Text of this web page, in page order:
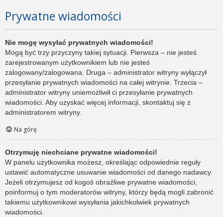
Prywatne wiadomości
Nie mogę wysyłać prywatnych wiadomości!
Mogą być trzy przyczyny takiej sytuacji. Pierwsza – nie jesteś
zarejestrowanym użytkownikiem lub nie jesteś
zalogowany/zalogowana. Druga – administrator witryny wyłączył
przesyłanie prywatnych wiadomości na całej witrynie. Trzecia –
administrator witryny uniemożliwił ci przesyłanie prywatnych
wiadomości. Aby uzyskać więcej informacji, skontaktuj się z
administratorem witryny.
Na górę
Otrzymuję niechciane prywatne wiadomości!
W panelu użytkownika możesz, określając odpowiednie reguły
ustawić automatyczne usuwanie wiadomości od danego nadawcy.
Jeżeli otrzymujesz od kogoś obraźliwe prywatne wiadomości,
poinformuj o tym moderatorów witryny, którzy będą mogli zabronić
takiemu użytkownikowi wysyłania jakichkolwiek prywatnych
wiadomości.